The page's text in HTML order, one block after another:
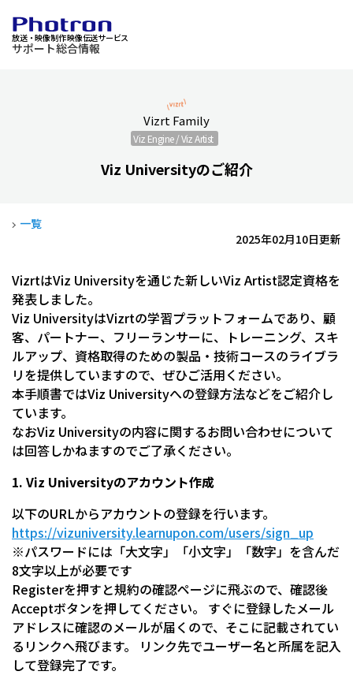
放送・映像制作 映像伝送サービス
サポート総合情報
Vizrt Family
Viz Engine / Viz Artist
Viz Universityのご紹介
一覧
2025年02月10日更新
VizrtはViz Universityを通じた新しいViz Artist認定資格を
発表しました。
Viz UniversityはVizrtの学習プラットフォームであり、顧
客、パートナー、フリーランサーに、トレーニング、スキ
ルアップ、資格取得のための製品・技術コースのライブラ
リを提供していますので、ぜひご活用ください。
本手順書ではViz Universityへの登録方法などをご紹介し
ています。
なおViz Universityの内容に関するお問い合わせについて
は回答しかねますのでご了承ください。
1. Viz Universityのアカウント作成
以下のURLからアカウントの登録を行います。
https://vizuniversity.learnupon.com/users/sign_up
※パスワードには「大文字」「小文字」「数字」を含んだ
8文字以上が必要です
Registerを押すと規約の確認ページに飛ぶので、確認後
Acceptボタンを押してください。 すぐに登録したメール
アドレスに確認のメールが届くので、そこに記載されてい
るリンクへ飛びます。 リンク先でユーザー名と所属を記入
して登録完了です。